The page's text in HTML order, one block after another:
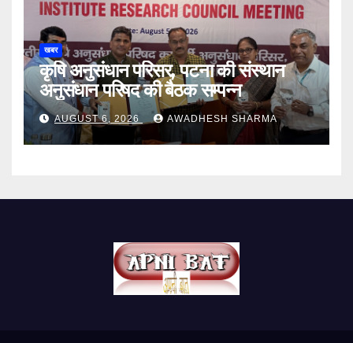
खबर
कृषि अनुसंधान परिसर, पटना की संस्थान
अनुसंधान परिषद की बैठक सम्पन्न
AUGUST 6, 2026 AWADHESH SHARMA